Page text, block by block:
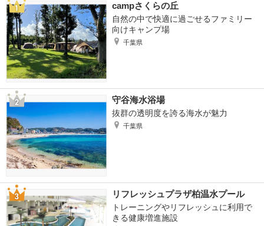
campさくらの丘
自然の中で快適に過ごせるファミリー
向けキャンプ場
千葉県
守谷海水浴場
抜群の透明度を誇る海水が魅力
千葉県
リフレッシュプラザ柏温水プール
トレーニングやリフレッシュに利用で
きる健康増進施設